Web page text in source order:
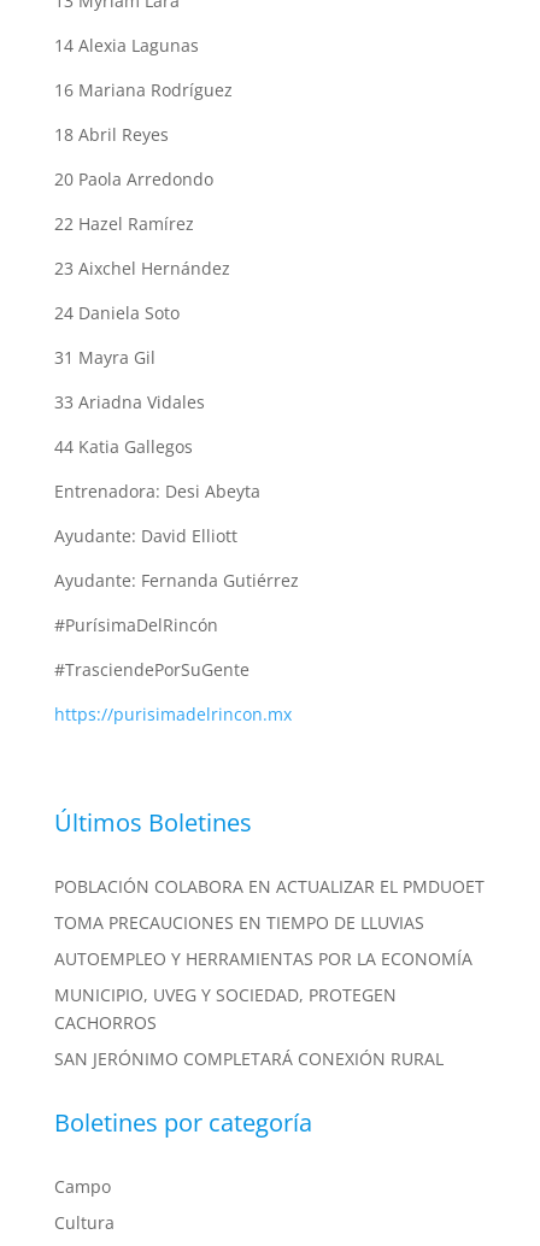
14 Alexia Lagunas
16 Mariana Rodríguez
18 Abril Reyes
20 Paola Arredondo
22 Hazel Ramírez
23 Aixchel Hernández
24 Daniela Soto
31 Mayra Gil
33 Ariadna Vidales
44 Katia Gallegos
Entrenadora: Desi Abeyta
Ayudante: David Elliott
Ayudante: Fernanda Gutiérrez
#PurísimaDelRincón
#TrasciendePorSuGente
https://purisimadelrincon.mx
Últimos Boletines
POBLACIÓN COLABORA EN ACTUALIZAR EL PMDUOET
TOMA PRECAUCIONES EN TIEMPO DE LLUVIAS
AUTOEMPLEO Y HERRAMIENTAS POR LA ECONOMÍA
MUNICIPIO, UVEG Y SOCIEDAD, PROTEGEN
CACHORROS
SAN JERÓNIMO COMPLETARÁ CONEXIÓN RURAL
Boletines por categoría
Campo
Cultura